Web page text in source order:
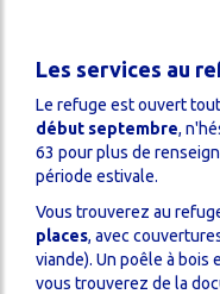
Les services au
Le refuge est ouvert
début septembre,
63 pour plus de
période estivale.
Vous trouverez au
places, avec
viande). Un poêle à bois
vous trouverez de la
Services